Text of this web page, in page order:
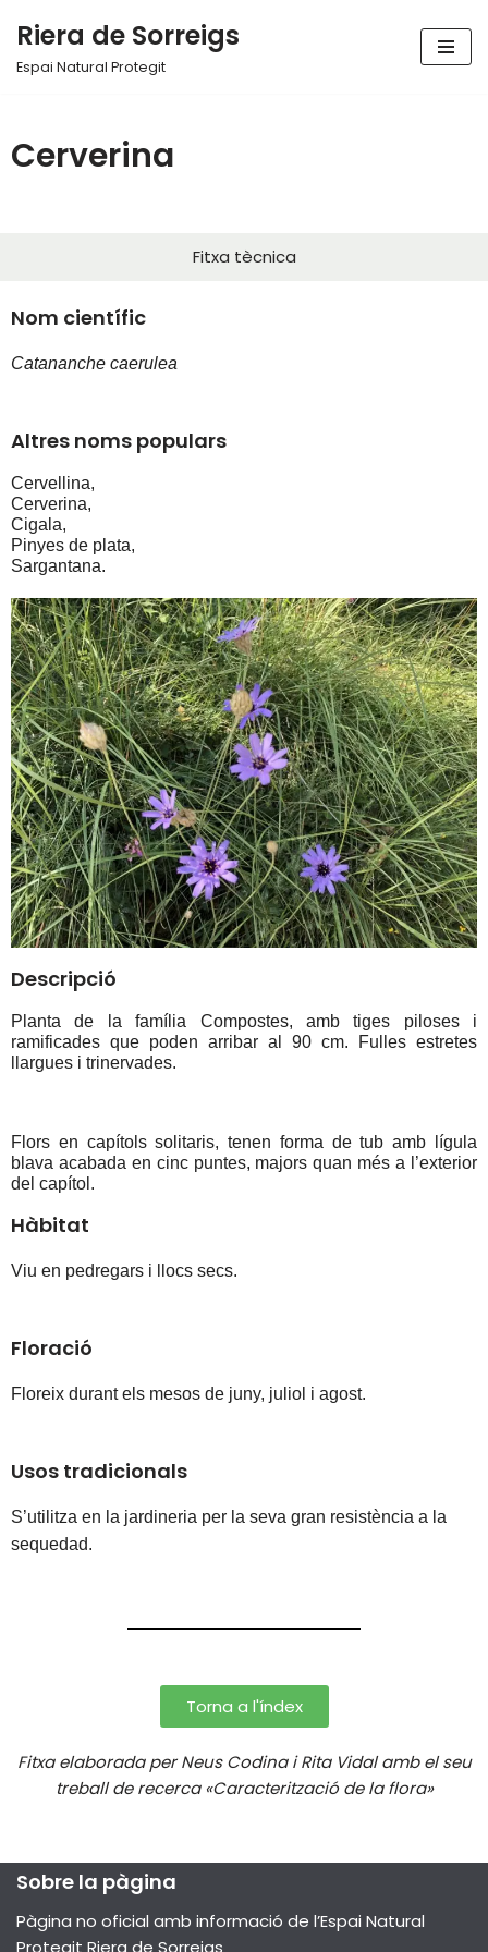
Vés
Riera de Sorreigs
Espai Natural Protegit
Cerverina
Fitxa tècnica
Nom científic
Catananche caerulea
Altres noms populars
Cervellina,
Cerverina,
Cigala,
Pinyes de plata,
Sargantana.
Descripció
Planta de la família Compostes, amb tiges piloses i
ramificades que poden arribar al 90 cm. Fulles estretes
llargues i trinervades.
Flors en capítols solitaris, tenen forma de tub amb lígula
blava acabada en cinc puntes, majors quan més a l’exterior
del capítol.
Hàbitat
Viu en pedregars i llocs secs.
Floració
Floreix durant els mesos de juny, juliol i agost.
Usos tradicionals
S’utilitza en la jardineria per la seva gran resistència a la
sequedad.
Torna a l'índex
Fitxa elaborada per Neus Codina i Rita Vidal amb el seu
treball de recerca «Caracterització de la flora»
Sobre la pàgina
Pàgina no oficial amb informació de l’Espai Natural
Protegit Riera de Sorreigs